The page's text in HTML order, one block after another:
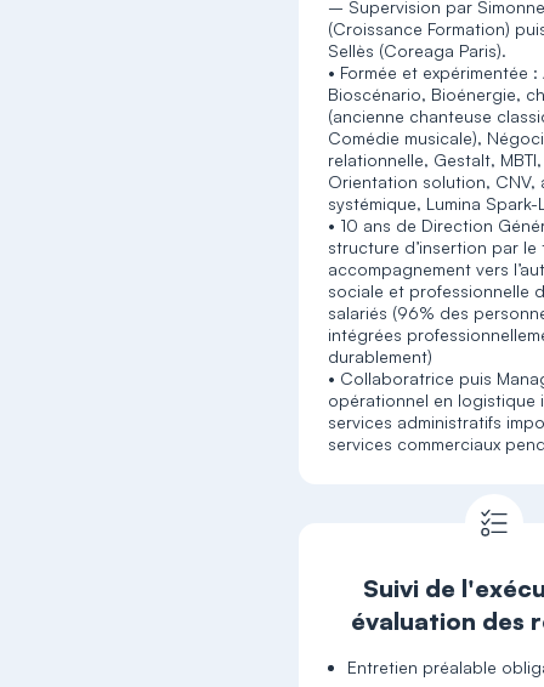
– Supervision par
(Croissance Formation)
Sellès (Coreaga Paris).
• Formée et expérimentée :
Bioscénario, Bioénergie,
(ancienne chanteuse
Comédie musicale),
relationnelle, Gestalt,
Orientation solution, CNV,
systémique, Lumina
• 10 ans de Direction
structure d’insertion par le
accompagnement vers
sociale et professionnelle
salariés (96% des
intégrées
durablement)
• Collaboratrice puis
opérationnel en logistique
services administratifs
services commerciaux
Suivi de
évaluation des
Entretien préalable